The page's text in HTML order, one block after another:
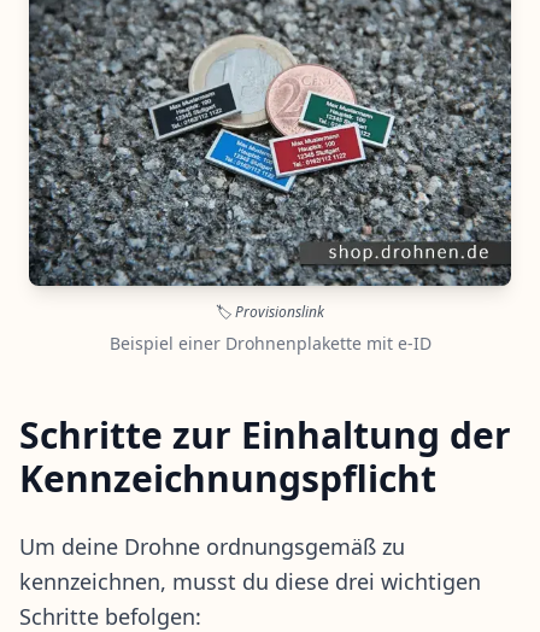
🏷️Provisionslink
Beispiel einer Drohnenplakette mit e-ID
Schritte zur Einhaltung der
Kennzeichnungspflicht
Um deine Drohne ordnungsgemäß zu
kennzeichnen, musst du diese drei wichtigen
Schritte befolgen: